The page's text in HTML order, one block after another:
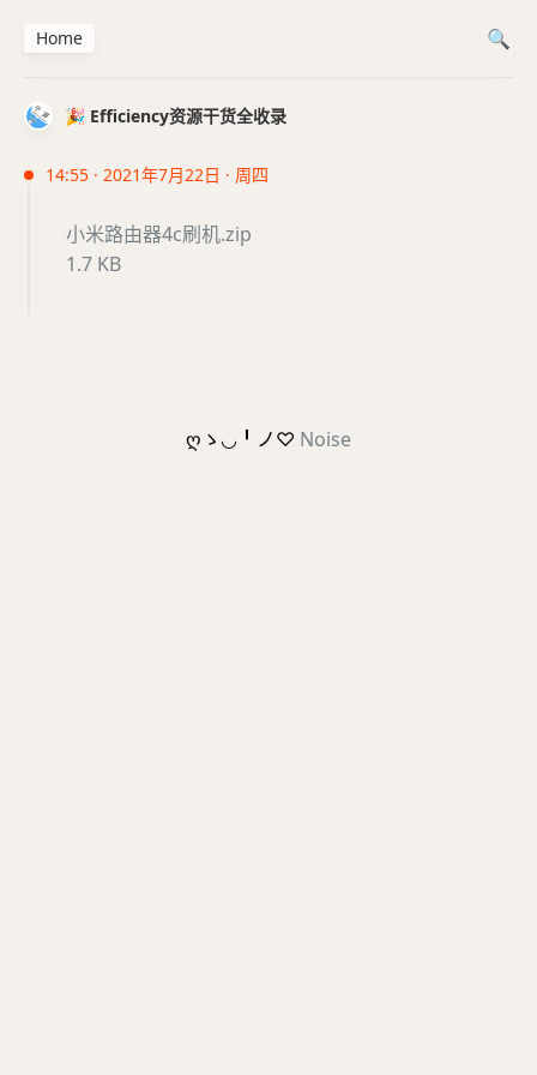
🎉 Efficiency资源干货全收录
14:55 · 2021年7月22日 · 周四
小米路由器4c刷机.zip
1.7 KB
Home
ღゝ◡╹ノ♡ Noise